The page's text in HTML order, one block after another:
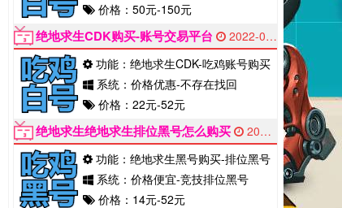
价格：50元-150元
绝地求生CDK购买-账号交易平台
2022-06-12
功能：绝地求生CDK-吃鸡账号购买
系统：价格优惠-不存在找回
价格：22元-52元
绝地求生绝地求生排位黑号怎么购买
2022-06-12
功能：绝地求生黑号购买-排位黑号
系统：价格便宜-竞技排位黑号
价格：14元-52元